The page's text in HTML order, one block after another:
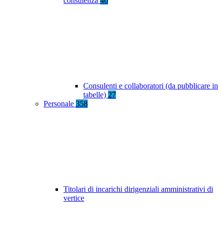
Consulenti e collaboratori (da pubblicare in
tabelle) 27
Personale 358
Titolari di incarichi dirigenziali amministrativi di
vertice